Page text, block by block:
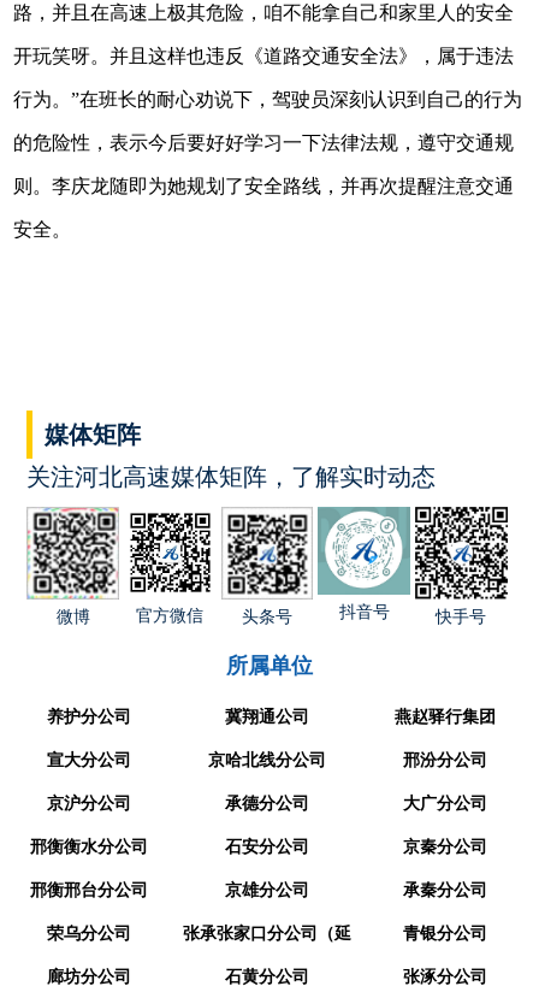
路，并且在高速上极其危险，咱不能拿自己和家里人的安全
开玩笑呀。并且这样也违反《道路交通安全法》，属于违法
行为。”在班长的耐心劝说下，驾驶员深刻认识到自己的行为
的危险性，表示今后要好好学习一下法律法规，遵守交通规
则。李庆龙随即为她规划了安全路线，并再次提醒注意交通
安全。
媒体矩阵
关注河北高速媒体矩阵，了解实时动态
微博 官方微信 头条号 抖音号 快手号
所属单位
养护分公司 冀翔通公司 燕赵驿行集团
宣大分公司 京哈北线分公司 邢汾分公司
京沪分公司 承德分公司 大广分公司
邢衡衡水分公司 石安分公司 京秦分公司
邢衡邢台分公司 京雄分公司 承秦分公司
荣乌分公司 张承张家口分公司（延
崇分公司）
青银分公司
廊坊分公司 石黄分公司 张涿分公司